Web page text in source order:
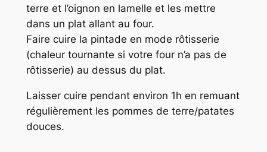
terre et l’oignon en lamelle et les mettre
dans un plat allant au four.
Faire cuire la pintade en mode rôtisserie
(chaleur tournante si votre four n’a pas de
rôtisserie) au dessus du plat.
Laisser cuire pendant environ 1h en remuant
régulièrement les pommes de terre/patates
douces.